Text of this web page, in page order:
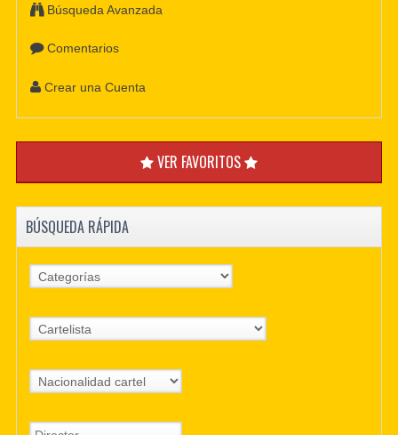
Búsqueda Avanzada
Comentarios
Crear una Cuenta
VER FAVORITOS
BÚSQUEDA RÁPIDA